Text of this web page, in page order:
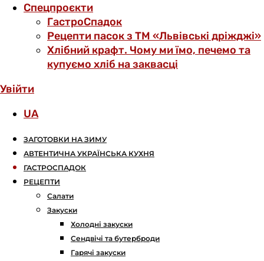
Спецпроєкти
ГастроСпадок
Рецепти пасок з ТМ «Львівські дріжджі»
Хлібний крафт. Чому ми їмо, печемо та
купуємо хліб на заквасці
Увійти
UA
ЗАГОТОВКИ НА ЗИМУ
АВТЕНТИЧНА УКРАЇНСЬКА КУХНЯ
ГАСТРОСПАДОК
РЕЦЕПТИ
Салати
Закуски
Холодні закуски
Сендвічі та бутерброди
Гарячі закуски